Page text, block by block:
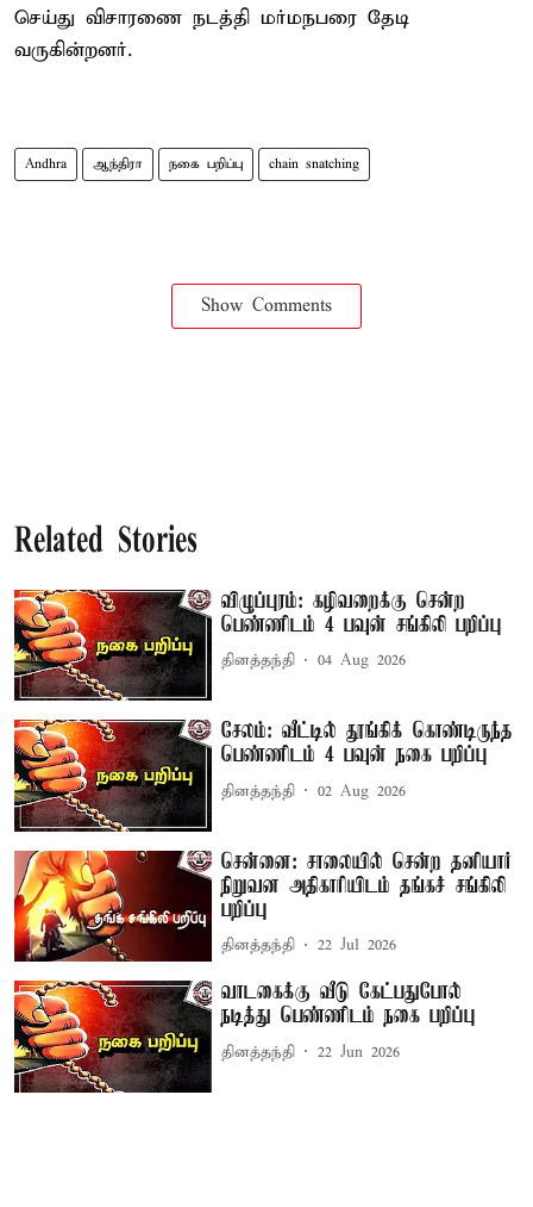
செய்து விசாரணை நடத்தி மர்மநபரை தேடி
வருகின்றனர்.
Andhra ஆந்திரா நகை பறிப்பு chain snatching
Show Comments
Related Stories
விழுப்புரம்: கழிவறைக்கு சென்ற
பெண்ணிடம் 4 பவுன் சங்கிலி பறிப்பு
தினத்தந்தி 04 Aug 2026
சேலம்: வீட்டில் தூங்கிக் கொண்டிருந்த
பெண்ணிடம் 4 பவுன் நகை பறிப்பு
தினத்தந்தி 02 Aug 2026
சென்னை: சாலையில் சென்ற தனியார்
நிறுவன அதிகாரியிடம் தங்கச் சங்கிலி
பறிப்பு
தினத்தந்தி 22 Jul 2026
வாடகைக்கு வீடு கேட்பதுபோல்
நடித்து பெண்ணிடம் நகை பறிப்பு
தினத்தந்தி 22 Jun 2026